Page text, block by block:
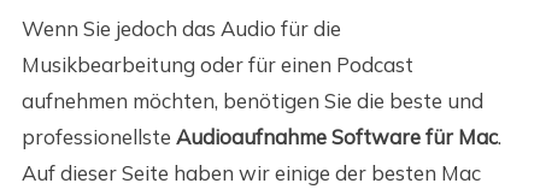
Wenn Sie jedoch das Audio für die
Musikbearbeitung oder für einen Podcast
aufnehmen möchten, benötigen Sie die beste und
professionellste Audioaufnahme Software für Mac.
Auf dieser Seite haben wir einige der besten Mac